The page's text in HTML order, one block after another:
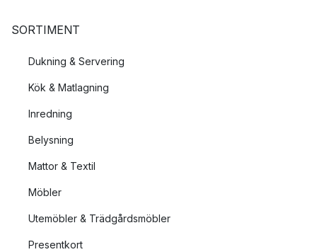
SORTIMENT
Dukning & Servering
Kök & Matlagning
Inredning
Belysning
Mattor & Textil
Möbler
Utemöbler & Trädgårdsmöbler
Presentkort